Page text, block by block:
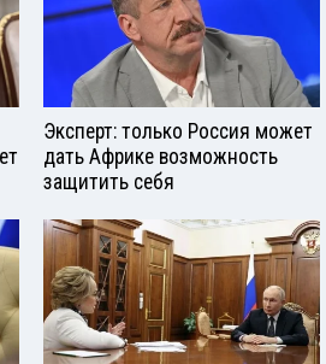
Эксперт: только Россия может
дать Африке возможность
защитить себя